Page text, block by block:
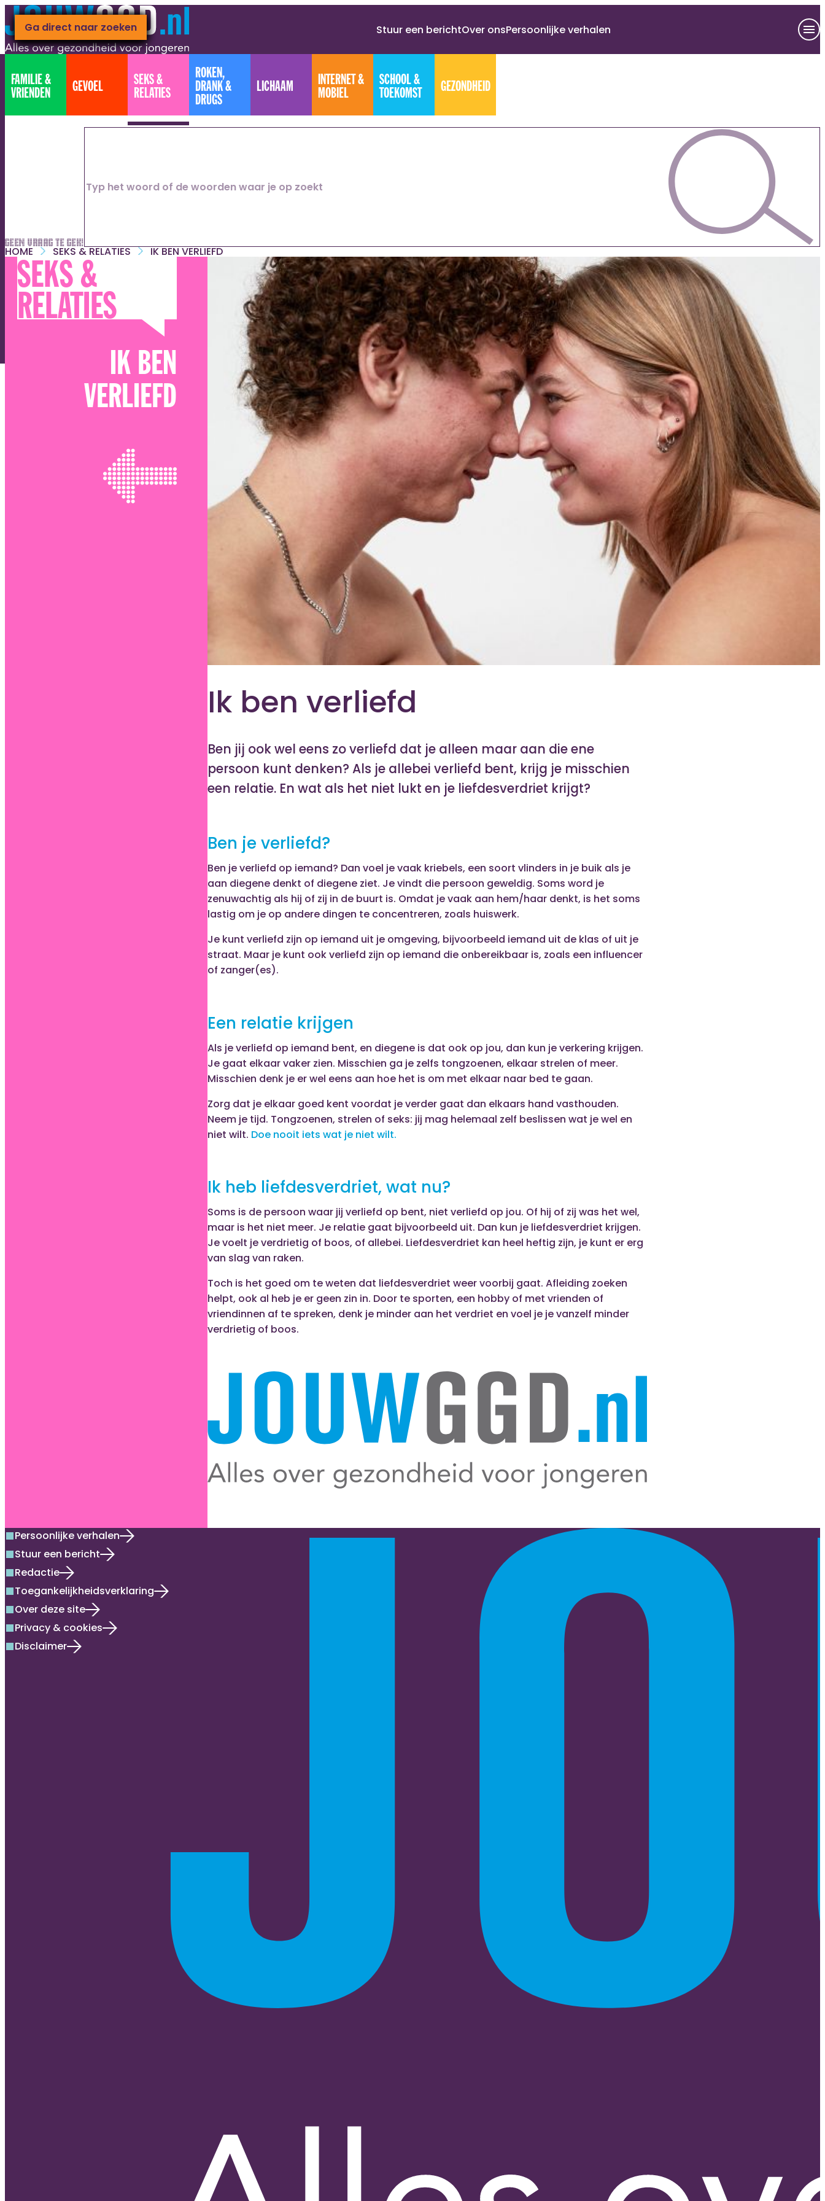
Ga naar hoofdinhoud
Ga direct naar footer
Ga direct naar zoeken Stuur een berichtOver onsPersoonlijke verhalen
FAMILIE &
VRIENDEN
GEVOEL
SEKS &
RELATIES
ROKEN,
DRANK &
DRUGS
LICHAAM
INTERNET &
MOBIEL
SCHOOL &
TOEKOMST
GEZONDHEID
Geen vraag te gek!
HOME SEKS & RELATIES IK BEN VERLIEFD
SEKS &
RELATIES
IK BEN
VERLIEFD
Ik ben verliefd
Ben jij ook wel eens zo verliefd dat je alleen maar aan die ene
persoon kunt denken? Als je allebei verliefd bent, krijg je misschien
een relatie. En wat als het niet lukt en je liefdesverdriet krijgt?
Ben je verliefd?
Ben je verliefd op iemand? Dan voel je vaak kriebels, een soort vlinders in je buik als je
aan diegene denkt of diegene ziet. Je vindt die persoon geweldig. Soms word je
zenuwachtig als hij of zij in de buurt is. Omdat je vaak aan hem/haar denkt, is het soms
lastig om je op andere dingen te concentreren, zoals huiswerk.
Je kunt verliefd zijn op iemand uit je omgeving, bijvoorbeeld iemand uit de klas of uit je
straat. Maar je kunt ook verliefd zijn op iemand die onbereikbaar is, zoals een influencer
of zanger(es).
Een relatie krijgen
Als je verliefd op iemand bent, en diegene is dat ook op jou, dan kun je verkering krijgen.
Je gaat elkaar vaker zien. Misschien ga je zelfs tongzoenen, elkaar strelen of meer.
Misschien denk je er wel eens aan hoe het is om met elkaar naar bed te gaan.
Zorg dat je elkaar goed kent voordat je verder gaat dan elkaars hand vasthouden.
Neem je tijd. Tongzoenen, strelen of seks: jij mag helemaal zelf beslissen wat je wel en
niet wilt. Doe nooit iets wat je niet wilt.
Ik heb liefdesverdriet, wat nu?
Soms is de persoon waar jij verliefd op bent, niet verliefd op jou. Of hij of zij was het wel,
maar is het niet meer. Je relatie gaat bijvoorbeeld uit. Dan kun je liefdesverdriet krijgen.
Je voelt je verdrietig of boos, of allebei. Liefdesverdriet kan heel heftig zijn, je kunt er erg
van slag van raken.
Toch is het goed om te weten dat liefdesverdriet weer voorbij gaat. Afleiding zoeken
helpt, ook al heb je er geen zin in. Door te sporten, een hobby of met vrienden of
vriendinnen af te spreken, denk je minder aan het verdriet en voel je je vanzelf minder
verdrietig of boos.
squarePersoonlijke verhalen
squareStuur een bericht
squareRedactie
squareToegankelijkheidsverklaring
squareOver deze site
squarePrivacy & cookies
squareDisclaimer